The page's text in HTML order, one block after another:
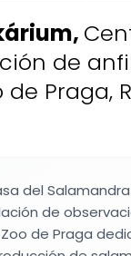
,
de
de Praga,
del
de
de Praga